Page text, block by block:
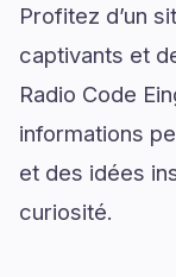
Profitez d’un
captivants et
Radio Code
informations
et des idées
curiosité.